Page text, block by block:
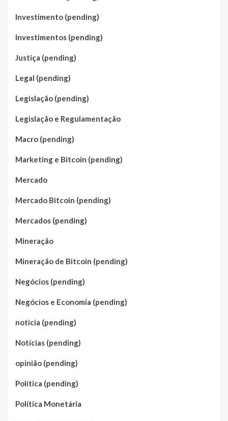
Investimento (pending)
Investimentos (pending)
Justiça (pending)
Legal (pending)
Legislação (pending)
Legislação e Regulamentação
Macro (pending)
Marketing e Bitcoin (pending)
Mercado
Mercado Bitcoin (pending)
Mercados (pending)
Mineração
Mineração de Bitcoin (pending)
Negócios (pending)
Negócios e Economia (pending)
noticia (pending)
Notícias (pending)
opinião (pending)
Política (pending)
Política Monetária